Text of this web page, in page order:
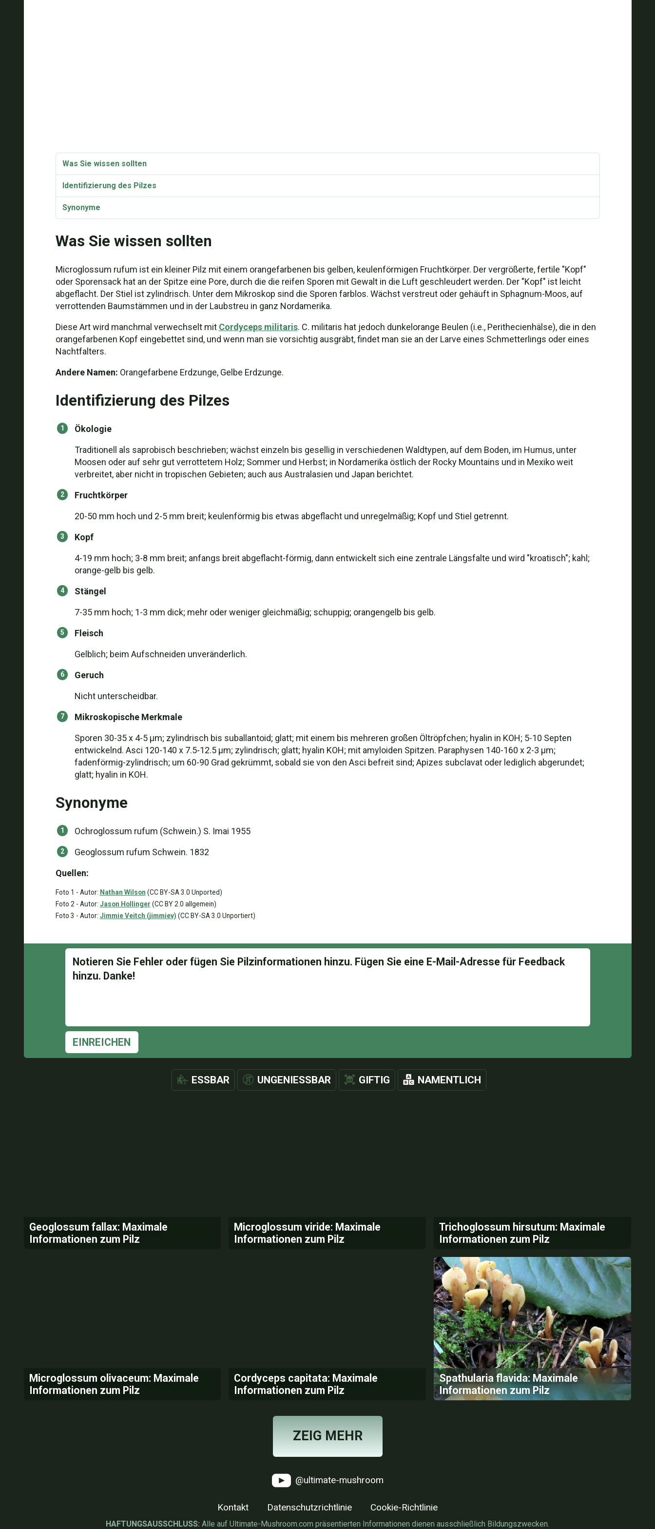
Was Sie wissen sollten
Identifizierung des Pilzes
Synonyme
Was Sie wissen sollten
Microglossum rufum ist ein kleiner Pilz mit einem orangefarbenen bis gelben, keulenförmigen Fruchtkörper. Der vergrößerte, fertile "Kopf"
oder Sporensack hat an der Spitze eine Pore, durch die die reifen Sporen mit Gewalt in die Luft geschleudert werden. Der "Kopf" ist leicht
abgeflacht. Der Stiel ist zylindrisch. Unter dem Mikroskop sind die Sporen farblos. Wächst verstreut oder gehäuft in Sphagnum-Moos, auf
verrottenden Baumstämmen und in der Laubstreu in ganz Nordamerika.
Diese Art wird manchmal verwechselt mit Cordyceps militaris. C. militaris hat jedoch dunkelorange Beulen (i.e., Perithecienhälse), die in den
orangefarbenen Kopf eingebettet sind, und wenn man sie vorsichtig ausgräbt, findet man sie an der Larve eines Schmetterlings oder eines
Nachtfalters.
Andere Namen: Orangefarbene Erdzunge, Gelbe Erdzunge.
Identifizierung des Pilzes
Ökologie
Traditionell als saprobisch beschrieben; wächst einzeln bis gesellig in verschiedenen Waldtypen, auf dem Boden, im Humus, unter
Moosen oder auf sehr gut verrottetem Holz; Sommer und Herbst; in Nordamerika östlich der Rocky Mountains und in Mexiko weit
verbreitet, aber nicht in tropischen Gebieten; auch aus Australasien und Japan berichtet.
Fruchtkörper
20-50 mm hoch und 2-5 mm breit; keulenförmig bis etwas abgeflacht und unregelmäßig; Kopf und Stiel getrennt.
Kopf
4-19 mm hoch; 3-8 mm breit; anfangs breit abgeflacht-förmig, dann entwickelt sich eine zentrale Längsfalte und wird "kroatisch"; kahl;
orange-gelb bis gelb.
Stängel
7-35 mm hoch; 1-3 mm dick; mehr oder weniger gleichmäßig; schuppig; orangengelb bis gelb.
Fleisch
Gelblich; beim Aufschneiden unveränderlich.
Geruch
Nicht unterscheidbar.
Mikroskopische Merkmale
Sporen 30-35 x 4-5 µm; zylindrisch bis suballantoid; glatt; mit einem bis mehreren großen Öltröpfchen; hyalin in KOH; 5-10 Septen
entwickelnd. Asci 120-140 x 7.5-12.5 µm; zylindrisch; glatt; hyalin KOH; mit amyloiden Spitzen. Paraphysen 140-160 x 2-3 µm;
fadenförmig-zylindrisch; um 60-90 Grad gekrümmt, sobald sie von den Asci befreit sind; Apizes subclavat oder lediglich abgerundet;
glatt; hyalin in KOH.
Synonyme
Ochroglossum rufum (Schwein.) S. Imai 1955
Geoglossum rufum Schwein. 1832
Quellen:
Foto 1 - Autor: Nathan Wilson (CC BY-SA 3.0 Unported)
Foto 2 - Autor: Jason Hollinger (CC BY 2.0 allgemein)
Foto 3 - Autor: Jimmie Veitch (jimmiev) (CC BY-SA 3.0 Unportiert)
EINREICHEN
ESSBAR UNGENIESSBAR GIFTIG NAMENTLICH
Geoglossum fallax: Maximale
Informationen zum Pilz
Microglossum viride: Maximale
Informationen zum Pilz
Trichoglossum hirsutum: Maximale
Informationen zum Pilz
Microglossum olivaceum: Maximale
Informationen zum Pilz
Cordyceps capitata: Maximale
Informationen zum Pilz
Spathularia flavida: Maximale
Informationen zum Pilz
ZEIG MEHR
@ultimate-mushroom
Kontakt Datenschutzrichtlinie Cookie-Richtlinie
HAFTUNGSAUSSCHLUSS: Alle auf Ultimate-Mushroom.com präsentierten Informationen dienen ausschließlich Bildungszwecken.